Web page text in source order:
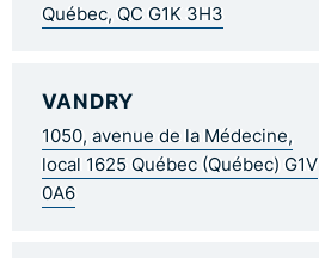
Québec, QC G1K 3H3
VANDRY
1050, avenue de la Médecine,
local 1625 Québec (Québec) G1V
0A6